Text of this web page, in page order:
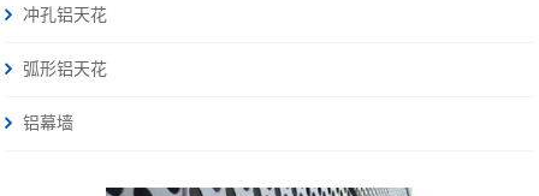
冲孔铝天花
弧形铝天花
铝幕墙